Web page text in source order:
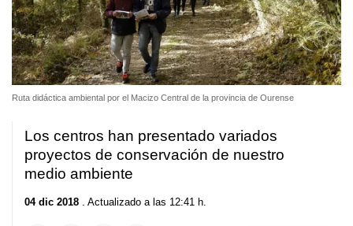
Ruta didáctica ambiental por el Macizo Central de la provincia de Ourense
Los centros han presentado variados
proyectos de conservación de nuestro
medio ambiente
04 dic 2018 . Actualizado a las 12:41 h.